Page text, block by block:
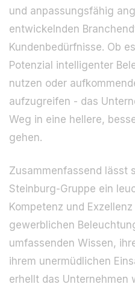
und anpassungsfähig
entwickelnden
Kundenbedürfnisse. Ob
Potenzial intelligenter
nutzen oder
aufzugreifen - das
Weg in eine hellere,
gehen.
Zusammenfassend lässt
Steinburg-Gruppe ein
Kompetenz und
gewerblichen
umfassenden Wissen,
ihrem unermüdlichen
erhellt das Unternehmen